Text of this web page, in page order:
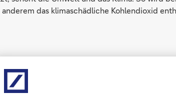
das klimaschädliche Kohlendioxid
im Gebäude verbessert werden
reduziert und ein
zudem die Luftqualität in Gebäuden